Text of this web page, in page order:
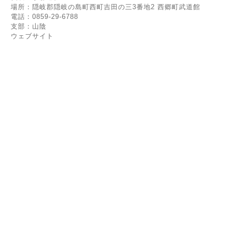
場所：隠岐郡隠岐の島町西町吉田の三3番地2 西郷町武道館
電話：0859-29-6788
支部：山陰
ウェブサイト